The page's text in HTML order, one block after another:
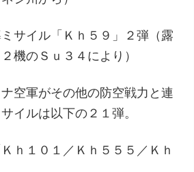
サイル「Ｋｈ５９」２弾（露
機のＳｕ３４により）
空軍がその他の防空戦力と連
イルは以下の２１弾。
ｈ１０１／Ｋｈ５５５／Ｋｈ